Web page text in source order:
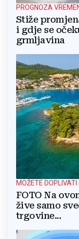
PROGNOZA
Stiže
i gdje se
grmljavina
MOŽETE
FOTO Na
žive samo
trgovine...